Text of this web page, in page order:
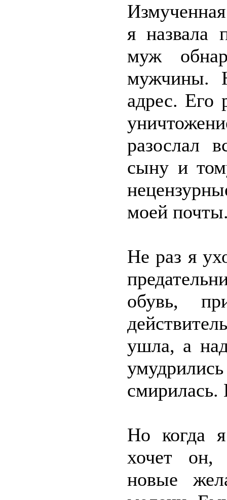
я назвала
муж
мужчины.
адрес. Его
разослал
сыну и
моей
Не раз я
обувь,
ушла, а
смирилась.
Но когда я
хочет он,
новые